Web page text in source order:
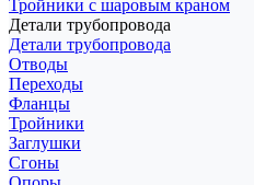
Тройники с шаровым краном
Детали трубопровода
Детали трубопровода
Отводы
Переходы
Фланцы
Тройники
Заглушки
Сгоны